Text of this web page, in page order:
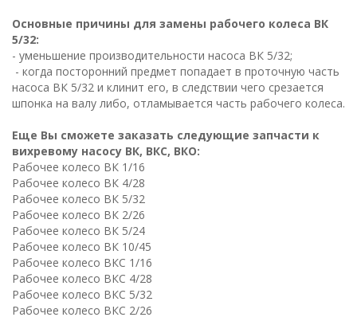
Основные причины для замены рабочего колеса ВК
5/32:
- уменьшение производительности насоса ВК 5/32;
- когда посторонний предмет попадает в проточную часть
насоса ВК 5/32 и клинит его, в следствии чего срезается
шпонка на валу либо, отламывается часть рабочего колеса.
Еще Вы сможете заказать следующие запчасти к
вихревому насосу ВК, ВКС, ВКО:
Рабочее колесо ВК 1/16
Рабочее колесо ВК 4/28
Рабочее колесо ВК 5/32
Рабочее колесо ВК 2/26
Рабочее колесо ВК 5/24
Рабочее колесо ВК 10/45
Рабочее колесо ВКC 1/16
Рабочее колесо ВКC 4/28
Рабочее колесо ВКC 5/32
Рабочее колесо ВКC 2/26